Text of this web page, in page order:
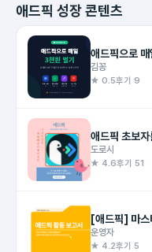
애드픽 성장 콘텐츠
애드픽으로 매
김꽁
★ 0.5후기 9
애드픽 초보
도로시
★ 4.6후기 51
[애드픽] 마스
운영자
★ 4.2후기 5